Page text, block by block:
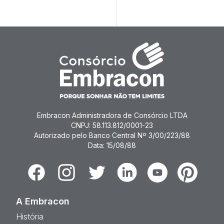
Embracon Administradora de Consórcio LTDA
CNPJ: 58.113.812/0001-23
Autorizado pelo Banco Central Nº 3/00/223/88
Data: 15/08/88
FacebookInstagramTwitter LinkedinYoutubePinterest
A Embracon
História